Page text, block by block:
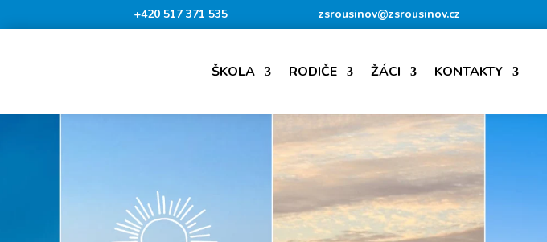
+420 517 371 535 zsrousinov@zsrousinov.cz
ŠKOLA RODIČE ŽÁCI KONTAKTY